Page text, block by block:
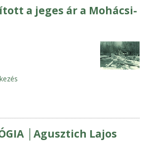
a jeges ár a Mohácsi-
│Agusztich Lajos